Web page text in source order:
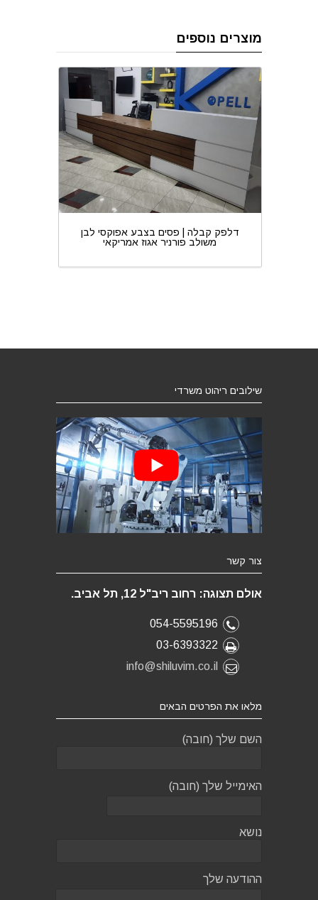
מוצרים נוספים
דלפק קבלה | פסים בצבע אפוקסי לבן
משולב פורניר אגוז אמריקאי
שילובים ריהוט משרדי
צור קשר
אולם תצוגה: רחוב ריב"ל 12, תל אביב.
054-5595196
03-6393322
info@shiluvim.co.il
מלאו את הפרטים הבאים
השם שלך (חובה)
האימייל שלך (חובה)
נושא
ההודעה שלך